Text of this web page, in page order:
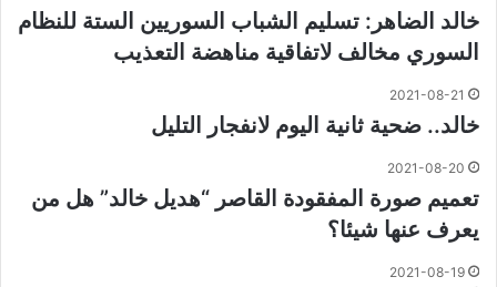
خالد الضاهر: تسليم الشباب السوريين الستة للنظام
السوري مخالف لاتفاقية مناهضة التعذيب
2021-08-21
خالد.. ضحية ثانية اليوم لانفجار التليل
2021-08-20
تعميم صورة المفقودة القاصر “هديل خالد” هل من
يعرف عنها شيئا؟
2021-08-19